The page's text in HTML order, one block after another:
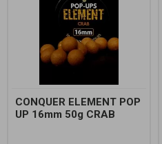
CONQUER ELEMENT POP
UP 16mm 50g CRAB